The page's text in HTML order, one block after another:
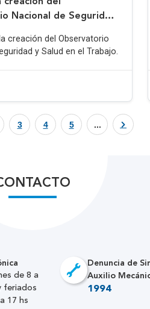
Nacional de Seguridad
creación del Observatorio
y Salud en el Trabajo.
3 4 5 ...
de 8 a
feriados
17 hs
Denuncia de
Auxilio
1994